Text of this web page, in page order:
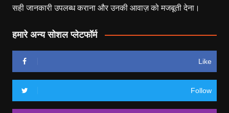
सही जानकारी उपलब्ध कराना और उनकी आवाज़ को मजबूती देना।
हमारे अन्य सोशल प्लेटफॉर्म
Like
Follow